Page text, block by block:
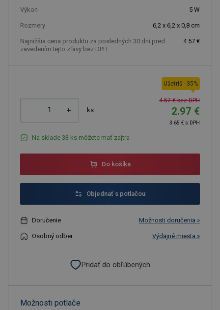
Výkon 5 W
Rozmery 6,2 x 6,2 x 0,8 cm
Najnižšia cena produktu za posledných 30 dní pred
zavedením tejto zľavy bez DPH
4.57 €
Ušetríš - 35%
ks
4.57 € bez DPH
2.97 €
3.65 € s DPH
Na sklade 33 ks môžete mať zajtra
Do košíka
Objednať s potlačou
Doručenie Možnosti doručenia »
Osobný odber Výdajné miesta »
Pridať do obľúbených
Možnosti potlače